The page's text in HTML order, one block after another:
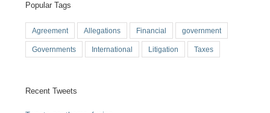
Popular Tags
Agreement Allegations Financial government
Governments International Litigation Taxes
Recent Tweets